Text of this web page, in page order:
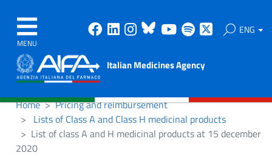
MENU
Facebook
Linkedin
Instagram
Bluesky
Youtube
Spotify ENG
Italian Medicines Agency
Home
Pricing and reimbursement
Lists of Class A and Class H medicinal products
List of class A and H medicinal products at 15 december
2020